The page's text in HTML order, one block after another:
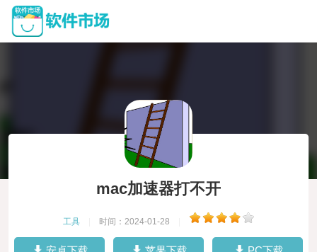
mac加速器打不开
工具 时间：2024-01-28